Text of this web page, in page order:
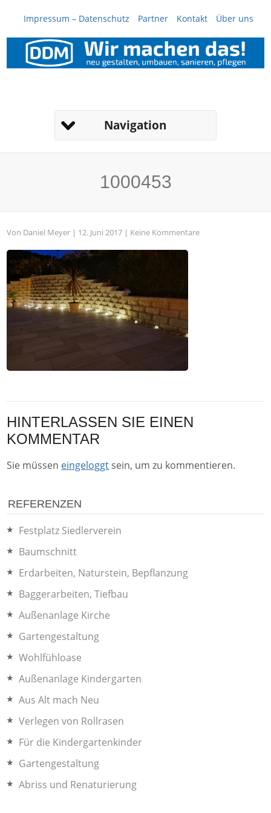
Impressum – Datenschutz Partner Kontakt Über uns
Navigation
1000453
Von Daniel Meyer | 12. Juni 2017 | Keine Kommentare
HINTERLASSEN SIE EINEN
KOMMENTAR
Sie müssen eingeloggt sein, um zu kommentieren.
REFERENZEN
Festplatz Siedlerverein
Baumschnitt
Erdarbeiten, Naturstein, Bepflanzung
Baggerarbeiten, Tiefbau
Außenanlage Kirche
Gartengestaltung
Wohlfühloase
Außenanlage Kindergarten
Aus Alt mach Neu
Verlegen von Rollrasen
Für die Kindergartenkinder
Gartengestaltung
Abriss und Renaturierung